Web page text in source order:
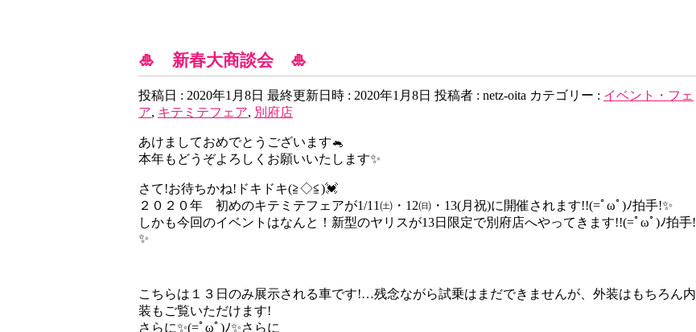
🎍 新春大商談会 🎍
投稿日 : 2020年1月8日 最終更新日時 : 2020年1月8日 投稿者 : netz-oita カテゴリー : イベント・フェ
ア, キテミテフェア, 別府店
あけましておめでとうございます🐁
本年もどうぞよろしくお願いいたします✨
さて!お待ちかね!ドキドキ(≧◇≦)💓
２０２０年 初めのキテミテフェアが1/11㈯・12㈰・13(月祝)に開催されます!!(=ﾟωﾟ)ﾉ拍手!✨
しかも今回のイベントはなんと！新型のヤリスが13日限定で別府店へやってきます!!(=ﾟωﾟ)ﾉ拍手!
✨
こちらは１３日のみ展示される車です!…残念ながら試乗はまだできませんが、外装はもちろん内
装もご覧いただけます!
さらに✨(=ﾟωﾟ)ﾉ✨さらに